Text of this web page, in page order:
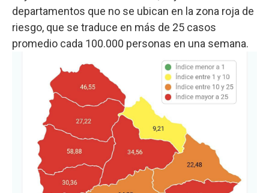
departamentos que no se ubican en la zona roja de
riesgo, que se traduce en más de 25 casos
promedio cada 100.000 personas en una semana.